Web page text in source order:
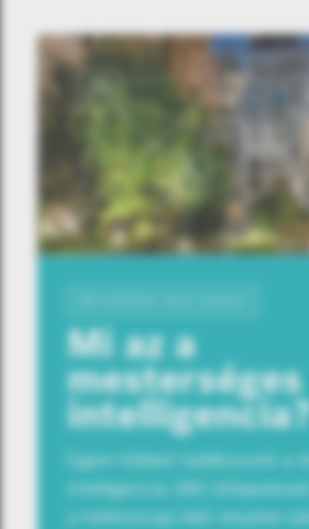
Mi az a
mesterséges
Egyre többet találkozunk a
intelligencia (MI)
a hétköznapi élet részévé